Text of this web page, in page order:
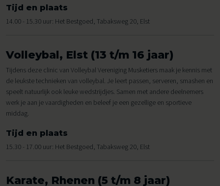
Tijd en plaats
14.00 - 15.30 uur: Het Bestgoed, Tabaksweg 20, Elst
Volleybal, Elst (13 t/m 16 jaar)
Tijdens deze clinic van Volleybal Vereniging Musketiers maak je kennis met
de leukste technieken van volleybal. Je leert passen, serveren, smashen en
speelt natuurlijk ook leuke wedstrijdjes. Samen met andere deelnemers
werk je aan je vaardigheden en beleef je een gezellige en sportieve
middag.
Tijd en plaats
15.30 - 17.00 uur: Het Bestgoed, Tabaksweg 20, Elst
Karate, Rhenen (5 t/m 8 jaar)